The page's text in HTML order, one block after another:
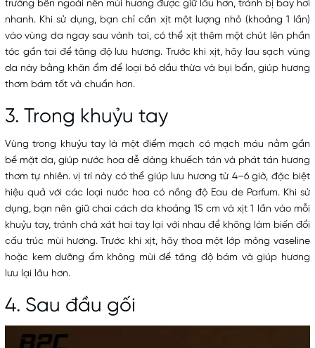
trường bên ngoài nên mùi hương được giữ lâu hơn, tránh bị bay hơi
nhanh. Khi sử dụng, bạn chỉ cần xịt một lượng nhỏ (khoảng 1 lần)
vào vùng da ngay sau vành tai, có thể xịt thêm một chút lên phần
tóc gần tai để tăng độ lưu hương. Trước khi xịt, hãy lau sạch vùng
da này bằng khăn ẩm để loại bỏ dầu thừa và bụi bẩn, giúp hương
thơm bám tốt và chuẩn hơn.
3. Trong khuỷu tay
Vùng trong khuỷu tay là một điểm mạch có mạch máu nằm gần
bề mặt da, giúp nước hoa dễ dàng khuếch tán và phát tán hương
thơm tự nhiên. vị trí này có thể giúp lưu hương từ 4–6 giờ, đặc biệt
hiệu quả với các loại nước hoa có nồng độ Eau de Parfum. Khi sử
dụng, bạn nên giữ chai cách da khoảng 15 cm và xịt 1 lần vào mỗi
khuỷu tay, tránh chà xát hai tay lại với nhau để không làm biến đổi
cấu trúc mùi hương. Trước khi xịt, hãy thoa một lớp mỏng vaseline
hoặc kem dưỡng ẩm không mùi để tăng độ bám và giúp hương
lưu lại lâu hơn.
4. Sau đầu gối